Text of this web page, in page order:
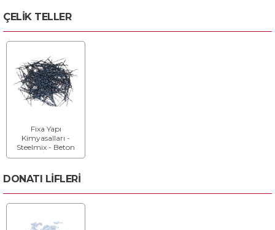
ÇELİK TELLER
Fixa Yapı
Kimyasalları -
Steelmix - Beton
Donatı İçin Çelik
DONATI LİFLERİ